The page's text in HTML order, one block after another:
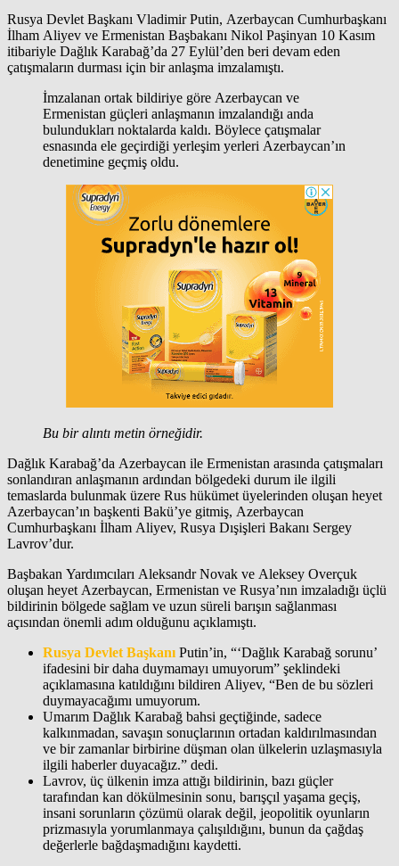
Rusya Devlet Başkanı Vladimir Putin, Azerbaycan Cumhurbaşkanı
İlham Aliyev ve Ermenistan Başbakanı Nikol Paşinyan 10 Kasım
itibariyle Dağlık Karabağ’da 27 Eylül’den beri devam eden
çatışmaların durması için bir anlaşma imzalamıştı.
İmzalanan ortak bildiriye göre Azerbaycan ve
Ermenistan güçleri anlaşmanın imzalandığı anda
bulundukları noktalarda kaldı. Böylece çatışmalar
esnasında ele geçirdiği yerleşim yerleri Azerbaycan’ın
denetimine geçmiş oldu.
Bu bir alıntı metin örneğidir.
Dağlık Karabağ’da Azerbaycan ile Ermenistan arasında çatışmaları
sonlandıran anlaşmanın ardından bölgedeki durum ile ilgili
temaslarda bulunmak üzere Rus hükümet üyelerinden oluşan heyet
Azerbaycan’ın başkenti Bakü’ye gitmiş, Azerbaycan
Cumhurbaşkanı İlham Aliyev, Rusya Dışişleri Bakanı Sergey
Lavrov’dur.
Başbakan Yardımcıları Aleksandr Novak ve Aleksey Overçuk
oluşan heyet Azerbaycan, Ermenistan ve Rusya’nın imzaladığı üçlü
bildirinin bölgede sağlam ve uzun süreli barışın sağlanması
açısından önemli adım olduğunu açıklamıştı.
Rusya Devlet Başkanı Putin’in, “‘Dağlık Karabağ sorunu’
ifadesini bir daha duymamayı umuyorum” şeklindeki
açıklamasına katıldığını bildiren Aliyev, “Ben de bu sözleri
duymayacağımı umuyorum.
Umarım Dağlık Karabağ bahsi geçtiğinde, sadece
kalkınmadan, savaşın sonuçlarının ortadan kaldırılmasından
ve bir zamanlar birbirine düşman olan ülkelerin uzlaşmasıyla
ilgili haberler duyacağız.” dedi.
Lavrov, üç ülkenin imza attığı bildirinin, bazı güçler
tarafından kan dökülmesinin sonu, barışçıl yaşama geçiş,
insani sorunların çözümü olarak değil, jeopolitik oyunların
prizmasıyla yorumlanmaya çalışıldığını, bunun da çağdaş
değerlerle bağdaşmadığını kaydetti.